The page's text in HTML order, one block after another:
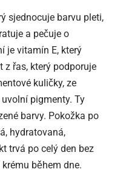
sjednocuje barvu pleti,
a pečuje o
je vitamín E, který
z řas, který podporuje
kuličky, ze
pigmenty. Ty
barvy. Pokožka po
hydratovaná,
trvá po celý den bez
během dne.